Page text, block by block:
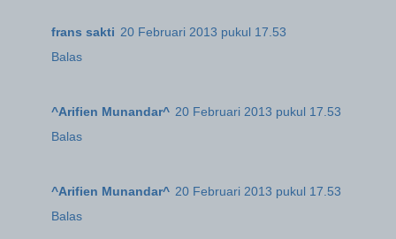
frans sakti 20 Februari 2013 pukul 17.53
Balas
^Arifien Munandar^ 20 Februari 2013 pukul 17.53
Balas
^Arifien Munandar^ 20 Februari 2013 pukul 17.53
Balas